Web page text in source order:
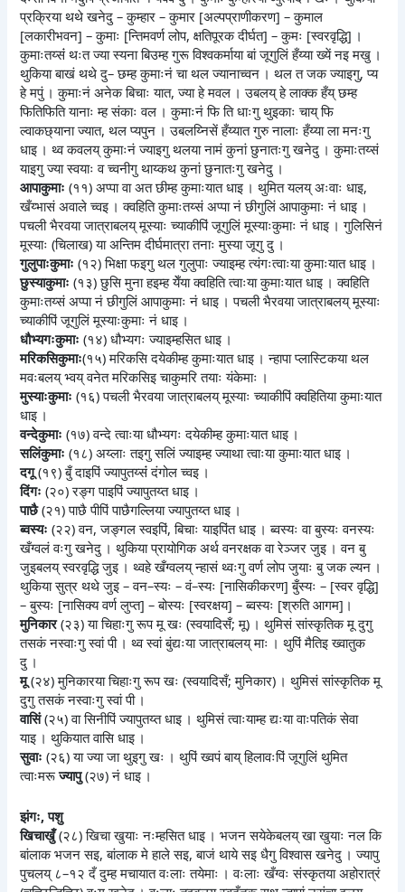
प्रक्रिया थथे खनेदु – कुम्हार – कुमार [अल्पप्राणीकरण] – कुमाल
[लकारीभवन] – कुमाः [न्तिमवर्ण लोप, क्षतिपूरक दीर्घत] – कुमः [स्वरवृद्धि] ।
कुमाःतय्संं थःत ज्या स्यना बिउम्ह गुरू विश्वकर्माया बां जूगुलिं हँय्या ख्यें नइ मखु ।
थुकिया बाखं थथे दु– छम्ह कुमाःनं चा थल ज्यानाच्वन । थल त जक ज्याइगु, प्य
हे मपुं । कुमाःनं अनेक बिचाः यात, ज्या हे मवल । उबलय् हे लाक्क हँय् छम्ह
फितिफिति यानाः म्ह संकाः वल । कुमाःनं फि ति धाःगु थुइकाः चाय् फि
ल्वाकछ्याना ज्यात, थल प्यपुन । उबलय्निसें हँय्यात गुरु नालाः हँय्या ला मनःगु
धाइ । थ्व कवलय् कुमाःनं ज्याइगु थलया नामं कुनां छुनातःगु खनेदु । कुमाःतय्सं
याइगु ज्या स्वयाः व च्वनीगु थाय्कथ कुनां छुनातःगु खनेदु ।
आपाकुमाः (११) अप्पा वा अत छीम्ह कुमाःयात धाइ । थुमित यलय् अःवाः धाइ,
खँय्भासं अवाले च्वइ । क्वहिति कुमाःतय्सं अप्पा नं छीगुलिं आपाकुमाः नं धाइ ।
पचली भैरवया जात्राबलय् मूस्याः च्याकीपिं जूगुलिं मूस्याःकुमाः नं धाइ । गुलिसिनं
मूस्याः (चिलाख) या अन्तिम दीर्घमात्रा तनाः मुस्या जूगु दु ।
गुलुपाःकुमाः (१२) भिक्षा फइगु थल गुलुपाः ज्याइम्ह त्यंगःत्वाःया कुमाःयात धाइ ।
छुस्याकुमाः (१३) छुसि मुना हइम्ह येँया क्वहिति त्वाःया कुमाःयात धाइ । क्वहिति
कुमाःतय्सं अप्पा नं छीगुलिं आपाकुमाः नं धाइ । पचली भैरवया जात्राबलय् मूस्याः
च्याकीपिं जूगुलिं मूस्याःकुमाः नं धाइ ।
धौभ्यगःकुमाः (१४) धौभ्यगः ज्याइम्हसित धाइ ।
मरिकसिकुमाः(१५) मरिकसि दयेकीम्ह कुमाःयात धाइ । न्हापा प्लास्टिकया थल
मवःबलय् भ्वय् वनेत मरिकसिइ चाकुमरि तयाः यंकेमाः ।
मुस्याःकुमाः (१६) पचली भैरवया जात्राबलय् मूस्याः च्याकीपिं क्वहितिया कुमाःयात
धाइ ।
वन्देकुमाः (१७) वन्दे त्वाःया धौभ्यगः दयेकीम्ह कुमाःयात धाइ ।
सलिंकुमाः (१८) अय्लाः तइगु सलिं ज्याइम्ह ज्याथा त्वाःया कुमाःयात धाइ ।
दगू(१९) बुँ दाइपिं ज्यापुतय्संं दंगोल च्वइ ।
दिंगः (२०) रङ्ग पाइपिं ज्यापुतय्त धाइ ।
पाछै(२१) पाछै पीपिं पाछैगल्लिया ज्यापुतय्त धाइ ।
ब्वस्यः (२२) वन, जङ्गल स्वइपिं, बिचाः याइपिंत धाइ । ब्वस्यः वा बुस्यः वनस्यः
खँग्वलं वःगु खनेदु । थुकिया प्रायोगिक अर्थ वनरक्षक वा रेञ्जर जुइ । वन बु
जुइबलय् स्वरवृद्धि जुइ । थ्वहे खँग्वलय् न्हासं थ्वःगु वर्ण लोप जुयाः बु जक ल्यन ।
थुकिया सुत्र थथे जुइ – वन–स्यः – वं–स्यः [नासिकीकरण] बुँस्यः – [स्वर वृद्धि]
– बुस्यः [नासिक्य वर्ण लुप्त] – बोस्यः [स्वरक्षय] – ब्वस्यः [श्रुति आगम]।
मुनिकार(२३) या चिहाःगु रूप मू खः (स्वयादिसँ; मू) । थुमिसं सांस्कृतिक मू दुगु
तसकं नस्वाःगु स्वां पी । थ्व स्वां बुंद्यःया जात्राबलय् माः । थुपिं मैतिइ ख्वातुक
दु ।
मू(२४) मुनिकारया चिहाःगु रूप खः (स्वयादिसँ; मुनिकार) । थुमिसं सांस्कृतिक मू
दुगु तसकं नस्वाःगु स्वां पी ।
वासिं(२५) वा सिनीपिं ज्यापुतय्त धाइ । थुमिसं त्वाःयाम्ह द्यःया वाःपतिकं सेवा
याइ । थुकियात वासि धाइ ।
सुवाः (२६) या ज्या जा थुइगु खः । थुपिं ख्वपं बाय् हिलावःपिं जूगुलिं थुमित
त्वाःमरूज्यापु(२७) नं धाइ ।
झंगः, पशु
खिचाखुँ(२८) खिचा खुयाः नःम्हसित धाइ । भजन सयेकेबलय् खा खुयाः नल कि
बांलाक भजन सइ, बांलाक मे हाले सइ, बाजं थाये सइ धैगु विश्वास खनेदु । ज्यापु
पुचलय् ८–१२ दँ दुम्ह मचायात वःलाः तयेमाः । वःलाः खँग्वः संस्कृतया अहोरात्रं